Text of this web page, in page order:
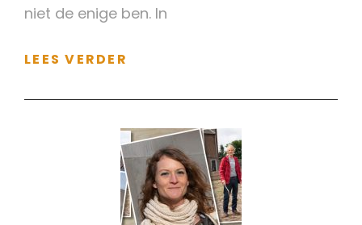
niet de enige ben. In
LEES VERDER
VAN